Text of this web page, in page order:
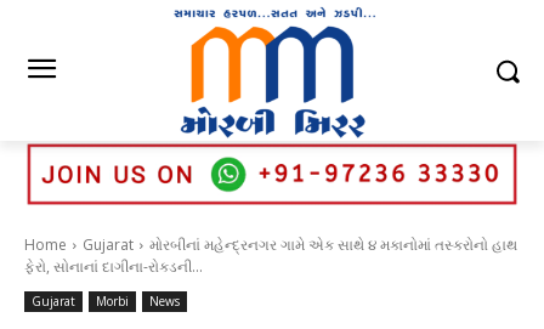
Home Gujarat
મોરબીનાં મહેન્દ્રનગર ગામે એક સાથે ૪ મકાનોમાં તસ્કરોનો હાથ
ફેરો, સોનાનાં દાગીના-રોકડની...
Gujarat Morbi News